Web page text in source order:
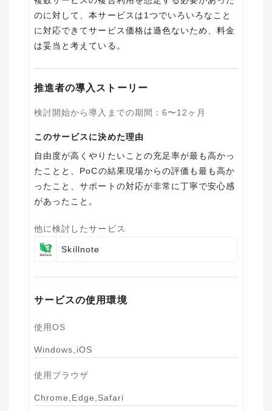
のに対して、本サービスは1つでいろいろなこと
に対応できてサービス価格は遜色ないため、料金
は妥当と考えている。
推進者の導入ストーリー
検討開始から導入までの期間 ： 6〜12ヶ月
このサービスに決めた理由
自由度が高くやりたいことの充足率が最も高かっ
たことと、PoCの結果現場からの評価も最も高か
ったこと、サポートの対応が非常に丁寧で安心感
があったこと。
他に検討したサービス
Skillnote
サービスの使用環境
使用OS
Windows,iOS
使用ブラウザ
Chrome,Edge,Safari